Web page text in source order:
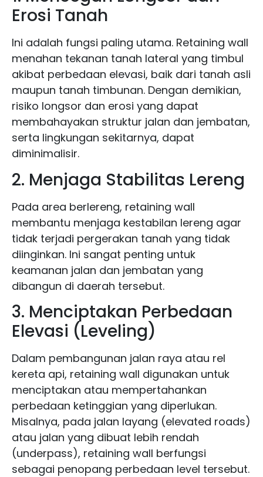
Erosi Tanah
Ini adalah fungsi paling utama. Retaining wall
menahan tekanan tanah lateral yang timbul
akibat perbedaan elevasi, baik dari tanah asli
maupun tanah timbunan. Dengan demikian,
risiko longsor dan erosi yang dapat
membahayakan struktur jalan dan jembatan,
serta lingkungan sekitarnya, dapat
diminimalisir.
2. Menjaga Stabilitas Lereng
Pada area berlereng, retaining wall
membantu menjaga kestabilan lereng agar
tidak terjadi pergerakan tanah yang tidak
diinginkan. Ini sangat penting untuk
keamanan jalan dan jembatan yang
dibangun di daerah tersebut.
3. Menciptakan Perbedaan
Elevasi (Leveling)
Dalam pembangunan jalan raya atau rel
kereta api, retaining wall digunakan untuk
menciptakan atau mempertahankan
perbedaan ketinggian yang diperlukan.
Misalnya, pada jalan layang (elevated roads)
atau jalan yang dibuat lebih rendah
(underpass), retaining wall berfungsi
sebagai penopang perbedaan level tersebut.